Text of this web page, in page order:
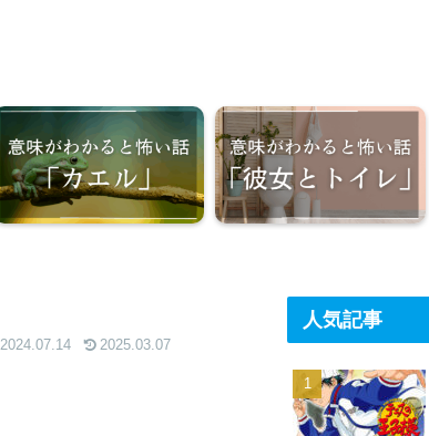
2024.07.14 2025.03.07
人気記事